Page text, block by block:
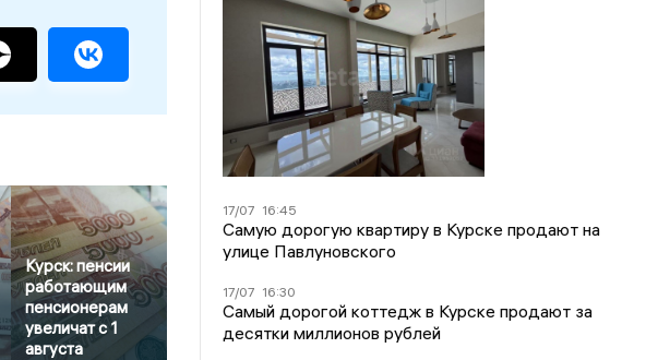
Курск: пенсии
работающим
пенсионерам
увеличат с 1
августа
17/07 16:45
Самую дорогую квартиру в Курске продают на
улице Павлуновского
17/07 16:30
Самый дорогой коттедж в Курске продают за
десятки миллионов рублей